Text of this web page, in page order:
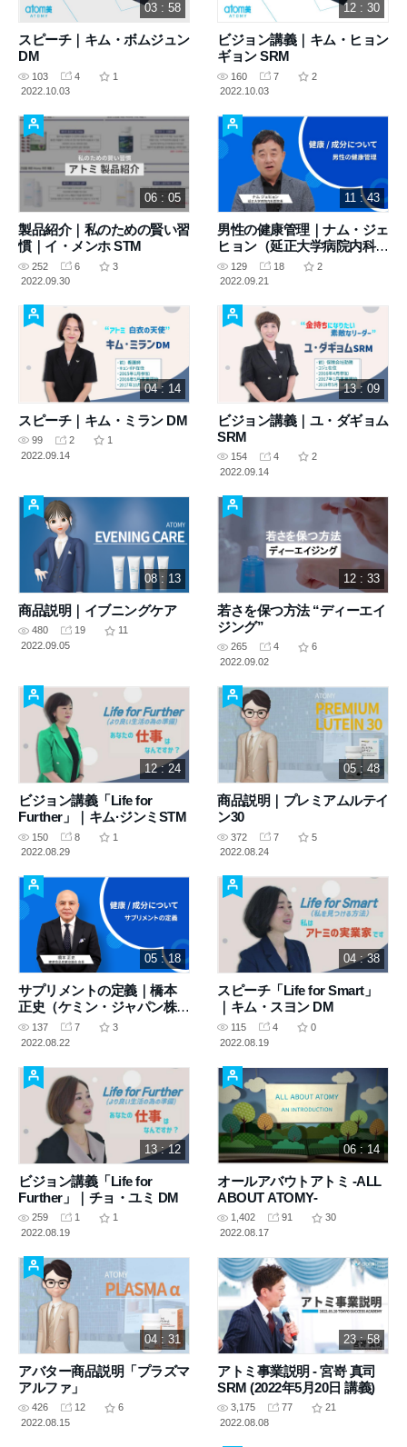
03 : 58
スピーチ｜キム・ボムジュン
DM
103 4
1
2022.10.03
12 : 30
ビジョン講義｜キム・ヒョン
ギョン SRM
160 7
2
2022.10.03
06 : 05
製品紹介｜私のための賢い習
慣｜イ・メンホ STM
252 6
3
2022.09.30
11 : 43
男性の健康管理｜ナム・ジェ
ヒョン（延正大学病院内科医
院長）
129 18
2
2022.09.21
04 : 14
スピーチ｜キム・ミラン DM
99 2
1
2022.09.14
13 : 09
ビジョン講義｜ユ・ダギョム
SRM
154 4
2
2022.09.14
08 : 13
商品説明｜イブニングケア
480 19
11
2022.09.05
12 : 33
若さを保つ方法 “ディーエイ
ジング”
265 4
6
2022.09.02
12 : 24
ビジョン講義「Life for
Further」｜キム·ジンミSTM
150 8
1
2022.08.29
05 : 48
商品説明｜プレミアムルテイ
ン30
372 7
5
2022.08.24
05 : 18
サプリメントの定義｜橋本
正史（ケミン・ジャパン株式
会社）
137 7
3
2022.08.22
04 : 38
スピーチ「Life for Smart」
｜キム・スヨン DM
115 4
0
2022.08.19
13 : 12
ビジョン講義「Life for
Further」｜チョ・ユミ DM
259 1
1
2022.08.19
06 : 14
オールアバウトアトミ -ALL
ABOUT ATOMY-
1,402 91
30
2022.08.17
04 : 31
アバター商品説明「プラズマ
アルファ」
426 12
6
2022.08.15
23 : 58
アトミ事業説明 - 宮嵜 真司
SRM (2022年5月20日 講義)
3,175 77
21
2022.08.08